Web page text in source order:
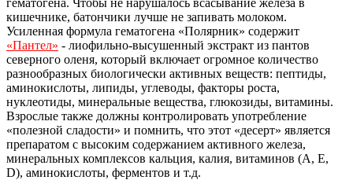
гематогена. Чтобы не нарушалось всасывание железа в
кишечнике, батончики лучше не запивать молоком.
Усиленная формула гематогена «Полярник» содержит
«Пантел» - лиофильно-высушенный экстракт из пантов
северного оленя, который включает огромное количество
разнообразных биологически активных веществ: пептиды,
аминокислоты, липиды, углеводы, факторы роста,
нуклеотиды, минеральные вещества, глюкозиды, витамины.
Взрослые также должны контролировать употребление
«полезной сладости» и помнить, что этот «десерт» является
препаратом с высоким содержанием активного железа,
минеральных комплексов кальция, калия, витаминов (А, Е,
D), аминокислоты, ферментов и т.д.